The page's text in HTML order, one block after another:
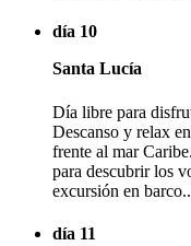
día 10
Santa Lucía
Día libre para
Descanso y relax
frente al mar
para descubrir los
excursión en
día 11